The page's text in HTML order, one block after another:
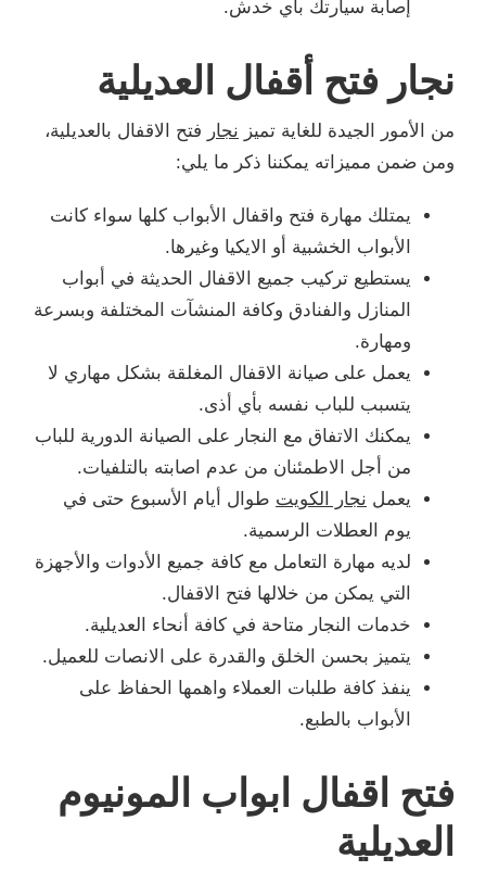
إصابة سيارتك بأي خدش.
نجار فتح أقفال العديلية
من الأمور الجيدة للغاية تميز نجار فتح الاقفال بالعديلية،
ومن ضمن مميزاته يمكننا ذكر ما يلي:
يمتلك مهارة فتح واقفال الأبواب كلها سواء كانت
الأبواب الخشبية أو الايكيا وغيرها.
يستطيع تركيب جميع الاقفال الحديثة في أبواب
المنازل والفنادق وكافة المنشآت المختلفة وبسرعة
ومهارة.
يعمل على صيانة الاقفال المغلقة بشكل مهاري لا
يتسبب للباب نفسه بأي أذى.
يمكنك الاتفاق مع النجار على الصيانة الدورية للباب
من أجل الاطمئنان من عدم اصابته بالتلفيات.
يعمل نجار الكويت طوال أيام الأسبوع حتى في
يوم العطلات الرسمية.
لديه مهارة التعامل مع كافة جميع الأدوات والأجهزة
التي يمكن من خلالها فتح الاقفال.
خدمات النجار متاحة في كافة أنحاء العديلية.
يتميز بحسن الخلق والقدرة على الانصات للعميل.
ينفذ كافة طلبات العملاء واهمها الحفاظ على
الأبواب بالطبع.
فتح اقفال ابواب المونيوم
العديلية